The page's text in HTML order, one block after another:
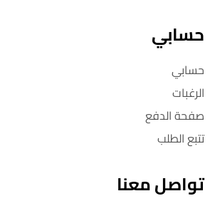
حسابي
حسابي
الرغبات
صفحة الدفع
تتبع الطلب
تواصل معنا